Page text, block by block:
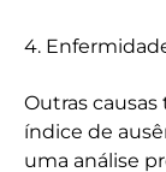
4.
Outras
índice de
uma análise